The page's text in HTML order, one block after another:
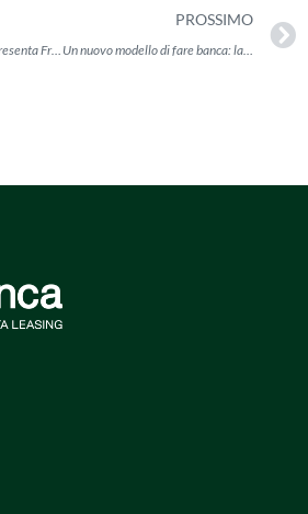
Banca Privata Leasing presenta Fronte
PROSSIMO
Un nuovo modello di fare banca: la Teal Organization